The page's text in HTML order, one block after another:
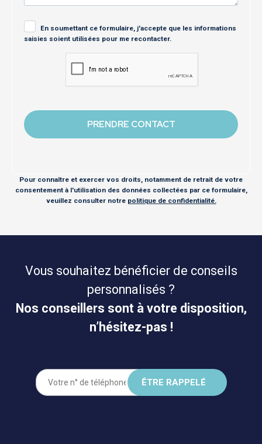
En soumettant ce formulaire, j'accepte que les informations
saisies soient utilisées pour me recontacter.
Pour connaître et exercer vos droits, notamment de retrait de votre
consentement à l'utilisation des données collectées par ce formulaire,
veuillez consulter notre politique de confidentialité.
Vous souhaitez bénéficier de conseils
personnalisés ?
Nos conseillers sont à votre disposition,
n’hésitez-pas !